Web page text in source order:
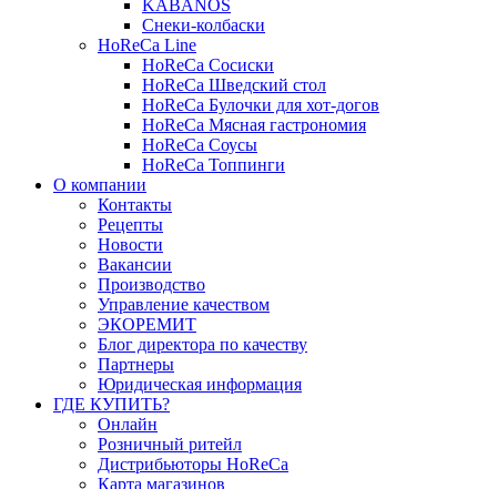
KABANOS
Снеки-колбаски
HoReCa Line
HoReCa Сосиски
HoReCa Шведский стол
HoReCa Булочки для хот-догов
HoReCa Мясная гастрономия
HoReCa Соусы
HoReCa Топпинги
О компании
Контакты
Рецепты
Новости
Вакансии
Производство
Управление качеством
ЭКОРЕМИТ
Блог директора по качеству
Партнеры
Юридическая информация
ГДЕ КУПИТЬ?
Онлайн
Розничный ритейл
Дистрибьюторы HoReCa
Карта магазинов